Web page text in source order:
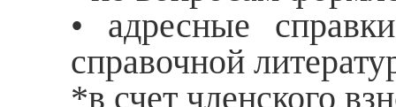
• адресные
справочной
*в счет членского